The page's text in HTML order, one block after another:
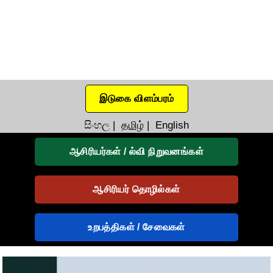
இடுகை விளம்பரம்
සිංහල | தமிழ் | English
ஆசிரியர்கள் / ல்வி நிறுவனங்கள்
ஆசிரியர் தொழில்கள்
உறபத்திகள் / சேவைகள்